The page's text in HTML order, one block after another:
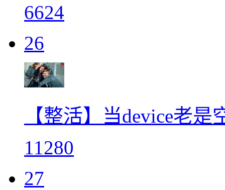
6624
26
【整活】当device老
11280
27